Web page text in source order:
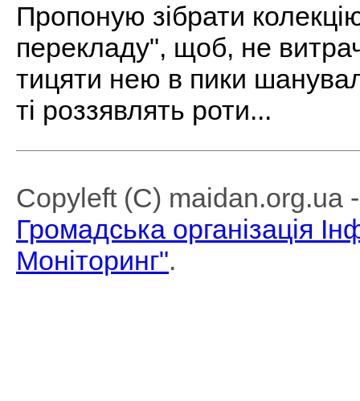
Пропоную зібрати
перекладу", щоб, не
тицяти нею в пики
ті роззявлять роти...
Copyleft (C) maidan.org.ua
Громадська організація
Моніторинг".